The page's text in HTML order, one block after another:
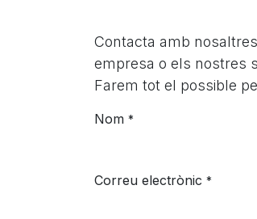
Contacta amb
empresa o els nostres
Farem tot el possible
Nom *
Correu electrònic *